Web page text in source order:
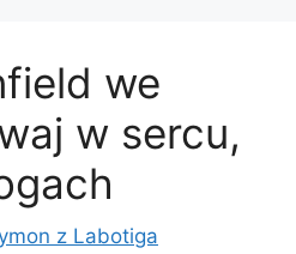
we
w sercu,
z Labotiga